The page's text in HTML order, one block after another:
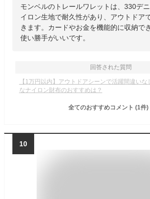
モンベルのトレールワレットは、330デ
イロン生地で耐久性があり、アウトドア
きます。カードやお金を機能的に収納で
使い勝手がいいです。
回答された質問
【1万円以内】アウトドアシーンで活躍間違い
なナイロン財布のおすすめは？
全てのおすすめコメント (1件)
10